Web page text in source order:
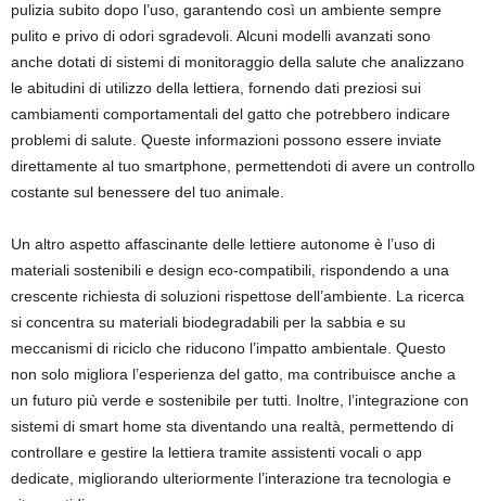
pulizia subito dopo l’uso, garantendo così un ambiente sempre
pulito e privo di odori sgradevoli. Alcuni modelli avanzati sono
anche dotati di sistemi di monitoraggio della salute che analizzano
le abitudini di utilizzo della lettiera, fornendo dati preziosi sui
cambiamenti comportamentali del gatto che potrebbero indicare
problemi di salute. Queste informazioni possono essere inviate
direttamente al tuo smartphone, permettendoti di avere un controllo
costante sul benessere del tuo animale.
Un altro aspetto affascinante delle lettiere autonome è l’uso di
materiali sostenibili e design eco-compatibili, rispondendo a una
crescente richiesta di soluzioni rispettose dell’ambiente. La ricerca
si concentra su materiali biodegradabili per la sabbia e su
meccanismi di riciclo che riducono l’impatto ambientale. Questo
non solo migliora l’esperienza del gatto, ma contribuisce anche a
un futuro più verde e sostenibile per tutti. Inoltre, l’integrazione con
sistemi di smart home sta diventando una realtà, permettendo di
controllare e gestire la lettiera tramite assistenti vocali o app
dedicate, migliorando ulteriormente l’interazione tra tecnologia e